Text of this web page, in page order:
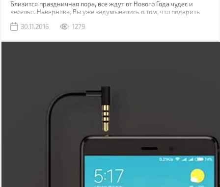
Близится праздничная пора, все ждут от Нового Года чудес и
веселья. Наверняка, Вы уже задумывались о том, что подарить
Гид подготовил для Вас несколько замечательных идей для
30.11.2016 1279